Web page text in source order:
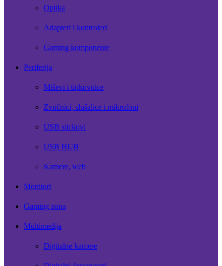
Optika
Adapteri i kontroleri
Gaming komponente
Periferija
Miševi i tipkovnice
Zvučnici, slušalice i mikrofoni
USB stickovi
USB HUB
Kamere, web
Monitori
Gaming zona
Multimedija
Digitalne kamere